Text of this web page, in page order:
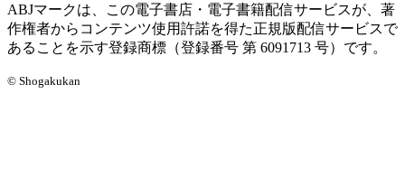
ABJマークは、この電子書店・電子書籍配信サービスが、著
作権者からコンテンツ使用許諾を得た正規版配信サービスで
あることを示す登録商標（登録番号 第 6091713 号）です。
© Shogakukan